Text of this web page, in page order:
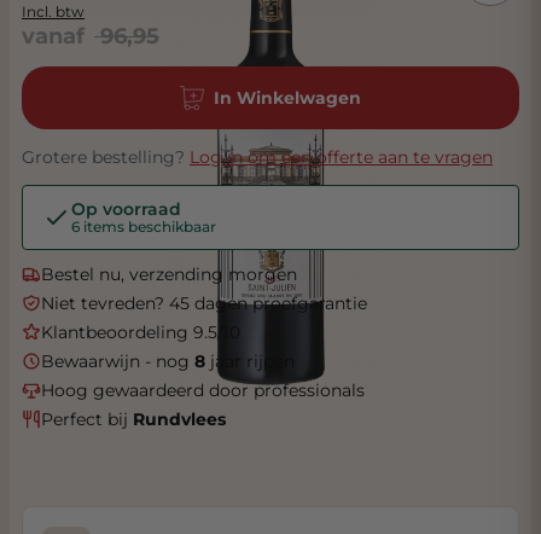
Incl. btw
vanaf 96,95
In Winkelwagen
Grotere bestelling? Log in om een offerte aan te vragen
Op voorraad
6 items beschikbaar
Bestel nu, verzending morgen
Niet tevreden? 45 dagen proefgarantie
Klantbeoordeling 9.5/10
Bewaarwijn - nog 8 jaar rijpen
Hoog gewaardeerd door professionals
Perfect bij Rundvlees